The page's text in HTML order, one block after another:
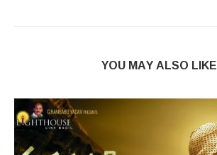
YOU MAY ALSO LIKE